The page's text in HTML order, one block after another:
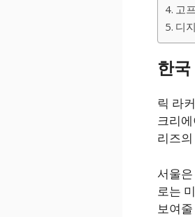
고
디
한
릭 라
크리
리즈
서울
로는
보여